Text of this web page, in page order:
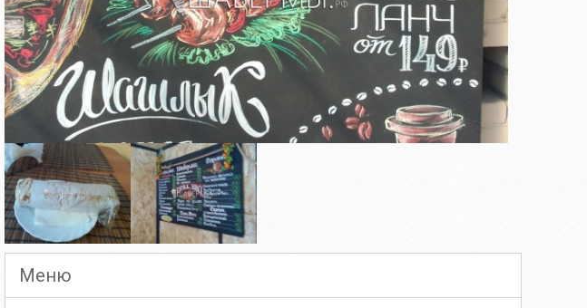
Меню